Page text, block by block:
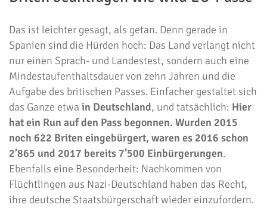
Das ist leichter gesagt, als getan. Denn gerade in
Spanien sind die Hürden hoch: Das Land verlangt nicht
nur einen Sprach- und Landestest, sondern auch eine
Mindestaufenthaltsdauer von zehn Jahren und die
Aufgabe des britischen Passes. Einfacher gestaltet sich
das Ganze etwa in Deutschland, und tatsächlich: Hier
hat ein Run auf den Pass begonnen. Wurden 2015
noch 622 Briten eingebürgert, waren es 2016 schon
2’865 und 2017 bereits 7’500 Einbürgerungen.
Ebenfalls eine Besonderheit: Nachkommen von
Flüchtlingen aus Nazi-Deutschland haben das Recht,
ihre deutsche Staatsbürgerschaft wieder einzufordern.